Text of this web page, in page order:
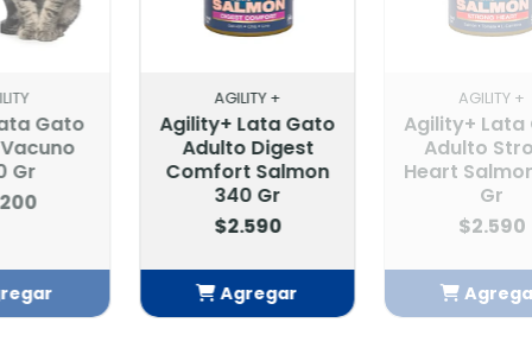
Agility+ Lata Gato
Adulto Digest
Comfort Salmon
Agility+ Lata Gato
Adulto Strong
Heart Salmon 340